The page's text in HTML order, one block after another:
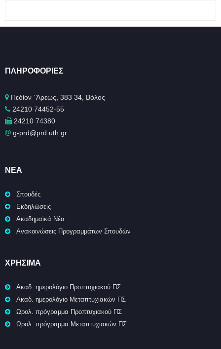
ΠΛΗΡΟΦΟΡΊΕΣ
Πεδίον ΄Άρεως, 383 34, Βόλος
24210 74452-55
24210 74380
g-prd@prd.uth.gr
ΝΈΑ
Σπουδές
Εκδηλώσεις
Ακαδημαϊκά Νέα
Ανακοινώσεις Προγραμμάτων Σπουδών
ΧΡΉΣΙΜΑ
Ακαδ. ημερολόγιο Προπτυχιακού ΠΣ
Ακαδ. ημερολόγιο Μεταπτυχιακών ΠΣ
Ωρολ. πρόγραμμα Προπτυχιακού ΠΣ
Ωρολ. πρόγραμμα Μεταπτυχιακών ΠΣ